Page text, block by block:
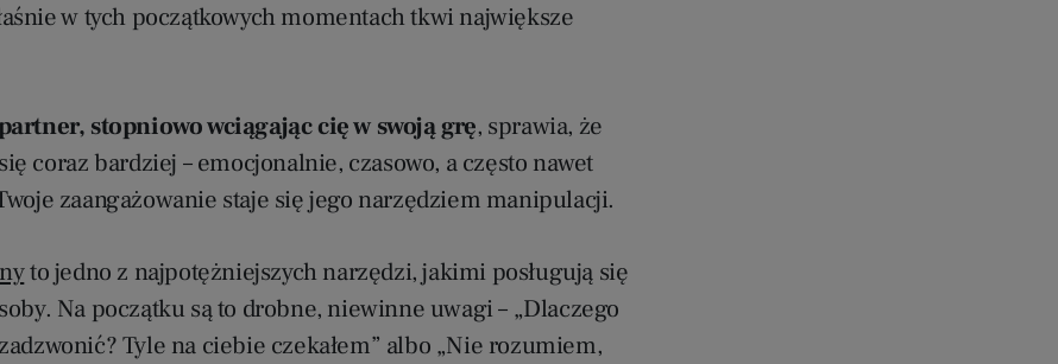
w tych początkowych momentach tkwi największe
stopniowo wciągając cię w swoją grę, sprawia, że
coraz bardziej – emocjonalnie, czasowo, a często nawet
zaangażowanie staje się jego narzędziem manipulacji.
to jedno z najpotężniejszych narzędzi, jakimi posługują się
Na początku są to drobne, niewinne uwagi – „Dlaczego
Tyle na ciebie czekałem” albo „Nie rozumiem,